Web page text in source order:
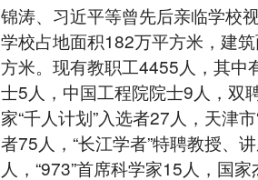
锦涛、习近平等曾先后亲临学校
学校占地面积182万平方米，建
方米。现有教职工4455人，其中
士5人，中国工程院院士9人，双
家“千人计划”入选者27人，天津
者75人，“长江学者”特聘教授、
人，“973”首席科学家15人，国